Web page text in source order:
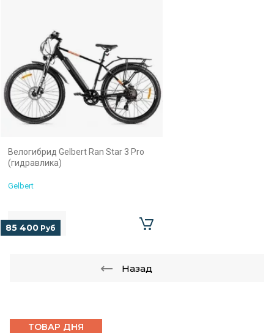
ТОВАР ДНЯ
Велогибрид Gelbert Ran Star 3 Pro
(гидравлика)
Gelbert
85 400 Руб
Назад